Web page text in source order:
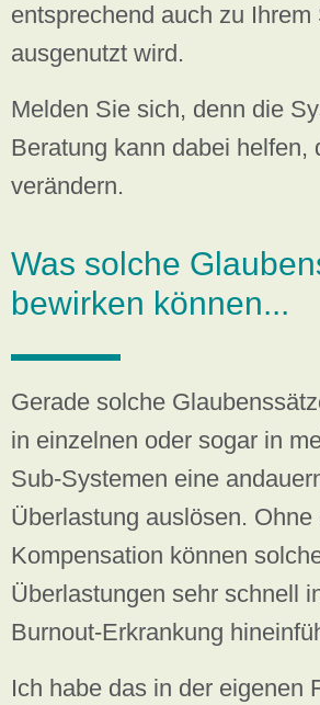
entsprechend auch zu Ihrem
ausgenutzt wird.
Melden Sie sich, denn die
Beratung kann dabei helfen,
verändern.
Was solche
bewirken können...
Gerade solche
in einzelnen oder sogar in
Sub-Systemen eine
Überlastung auslösen. Ohne
Kompensation können
Überlastungen sehr schnell
Burnout-Erkrankung
Ich habe das in der eigenen